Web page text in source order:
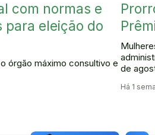
com normas e
para eleição do
órgão máximo consultivo e de
Há 1